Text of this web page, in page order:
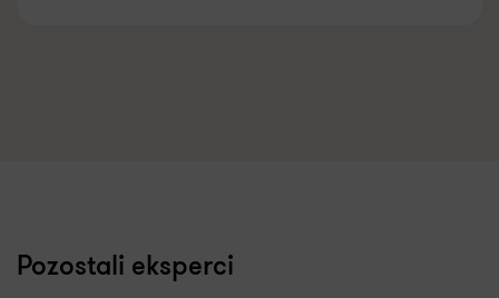
Pozostali eksperci